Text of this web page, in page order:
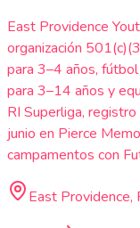
East Providence
organización
para 3–4 años,
para 3–14 años y
RI Superliga,
junio en Pierce
campamentos con
East Providence,